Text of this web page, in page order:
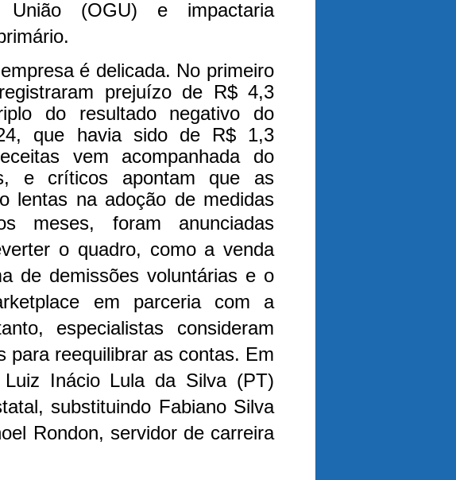
(OGU) e impactaria
é delicada. No primeiro
prejuízo de R$ 4,3
do resultado negativo do
que havia sido de R$ 1,3
vem acompanhada do
e críticos apontam que as
lentas na adoção de medidas
meses, foram anunciadas
o quadro, como a venda
de demissões voluntárias e o
em parceria com a
especialistas consideram
para reequilibrar as contas. Em
Inácio Lula da Silva (PT)
substituindo Fabiano Silva
Rondon, servidor de carreira